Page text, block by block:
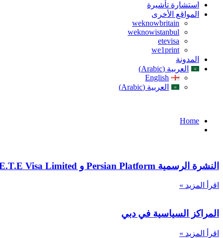
استشارة تأشيرة
المواقع الأخرى
weknowbritain
weknowistanbul
etevisa
we1print
المدونة
العربية (Arabic)
English
العربية (Arabic)
Home
النشرة الرسمية Persian Platform و E.T.E Visa Limited
اقرأ المزيد »
المراكز السياسية في دبي
اقرأ المزيد »